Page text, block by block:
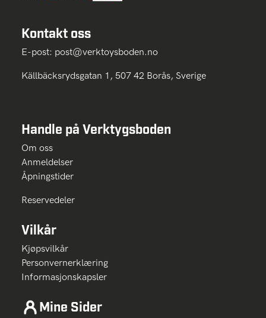
Kontakt oss
E-post: post@verktoysboden.no
Källbäcksrydsgatan 1, 507 42 Borås, Sverige
Handle på Verktygsboden
Om oss
Anmeldelser
Åpningstider
Reservedeler
Vilkår
Kjøpsvilkår
Personvernerklæring
Informasjonskapsler
Mine Sider